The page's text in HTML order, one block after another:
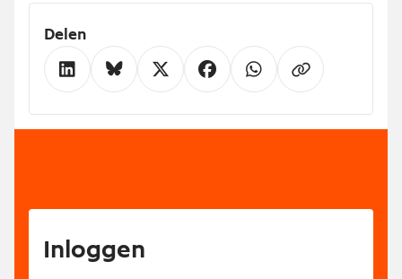
Delen
Inloggen